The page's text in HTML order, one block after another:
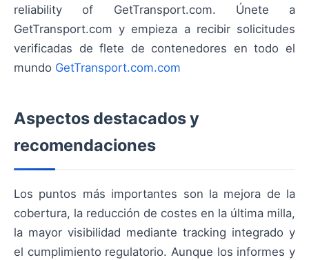
reliability of GetTransport.com. Únete a
GetTransport.com y empieza a recibir solicitudes
verificadas de flete de contenedores en todo el
mundo GetTransport.com.com
Aspectos destacados y
recomendaciones
Los puntos más importantes son la mejora de la
cobertura, la reducción de costes en la última milla,
la mayor visibilidad mediante tracking integrado y
el cumplimiento regulatorio. Aunque los informes y